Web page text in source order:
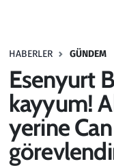
HABERLER GÜNDEM
Esenyurt
kayyum!
yerine
Haber
Kültür Sanat
Kurumsal